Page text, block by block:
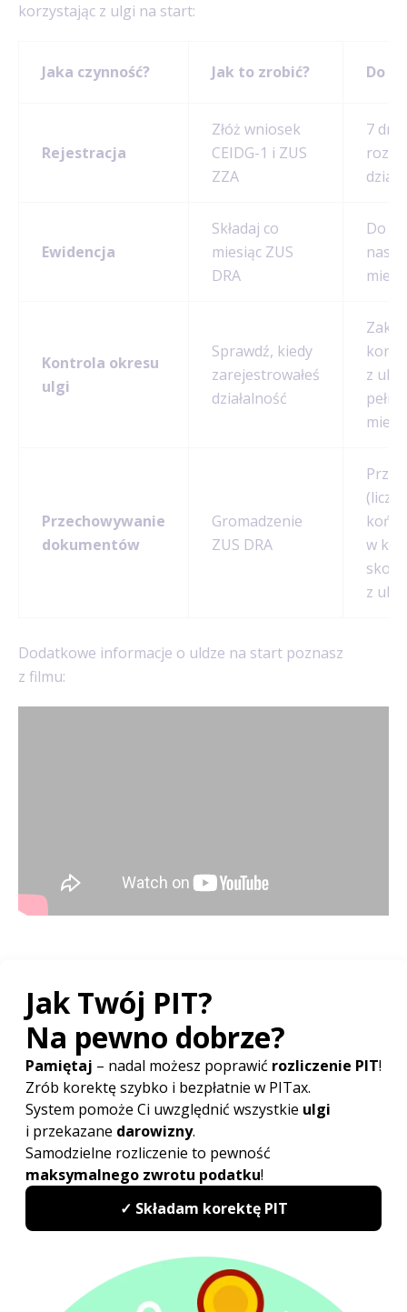
korzystając z ulgi na start:
Jaka czynność? Jak to zrobić? Do
Rejestracja
Złóż wniosek
CEIDG-1 i ZUS
ZZA
7 dni
Ewidencja
Składaj co
miesiąc ZUS
DRA
Do
Kontrola okresu
ulgi
Sprawdź, kiedy
zarejestrowałeś
działalność
z ulgi
Przechowywanie
dokumentów
Gromadzenie
ZUS DRA
w
z ulgi)
Dodatkowe informacje o uldze na start poznasz
z filmu:
(ubezpieczenie zdrowotne i niższe składki na
ubezpieczenia społeczne)
Mały ZUS plus – co to jest?
Mały ZUS to
ulga, która trwa do 36 miesięcy
i polega na opłacaniu składek na ubezpieczenia
społeczne(emerytalne, rentowe, wypadkowe)
niższej podstawy
preferencje nie przysługują.
Mały ZUS plus – jak zacząć?